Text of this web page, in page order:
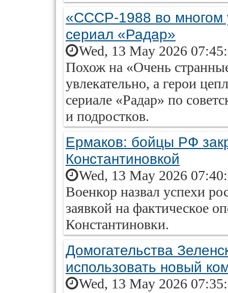
«СССР-1988 во многом
сериал «Радар»
Wed, 13 May 2026
Похож на «Очень
увлекательно, а герои
сериале «Радар» по
и подростков.
Ермаков: бойцы РФ
Константиновкой
Wed, 13 May 2026
Военкор назвал успехи
заявкой на фактическое
Константиновки.
Домогательства
использовать новый
Wed, 13 May 2026